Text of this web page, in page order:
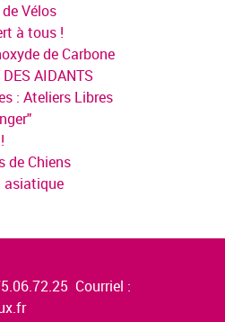
Vélos
à tous !
de Carbone
AIDANTS
: Ateliers Libres
de Chiens
asiatique
Courriel :